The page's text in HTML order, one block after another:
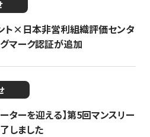
ント×日本非営利組織評価センタ
マーク認証が追加
ターを迎える】​​第5回マンスリー
しました